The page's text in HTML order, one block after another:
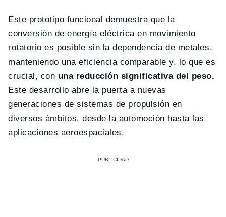
Este prototipo funcional demuestra que la
conversión de energía eléctrica en movimiento
rotatorio es posible sin la dependencia de metales,
manteniendo una eficiencia comparable y, lo que es
crucial, con una reducción significativa del peso.
Este desarrollo abre la puerta a nuevas
generaciones de sistemas de propulsión en
diversos ámbitos, desde la automoción hasta las
aplicaciones aeroespaciales.